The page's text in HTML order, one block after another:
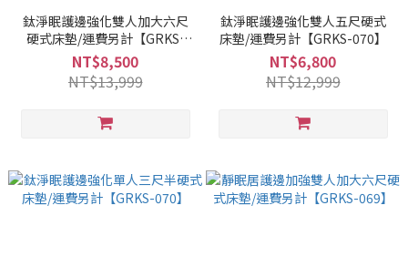
鈦淨眠護邊強化雙人加大六尺
硬式床墊/運費另計【GRKS-
070】
NT$8,500
NT$13,999
鈦淨眠護邊強化雙人五尺硬式
床墊/運費另計【GRKS-070】
NT$6,800
NT$12,999